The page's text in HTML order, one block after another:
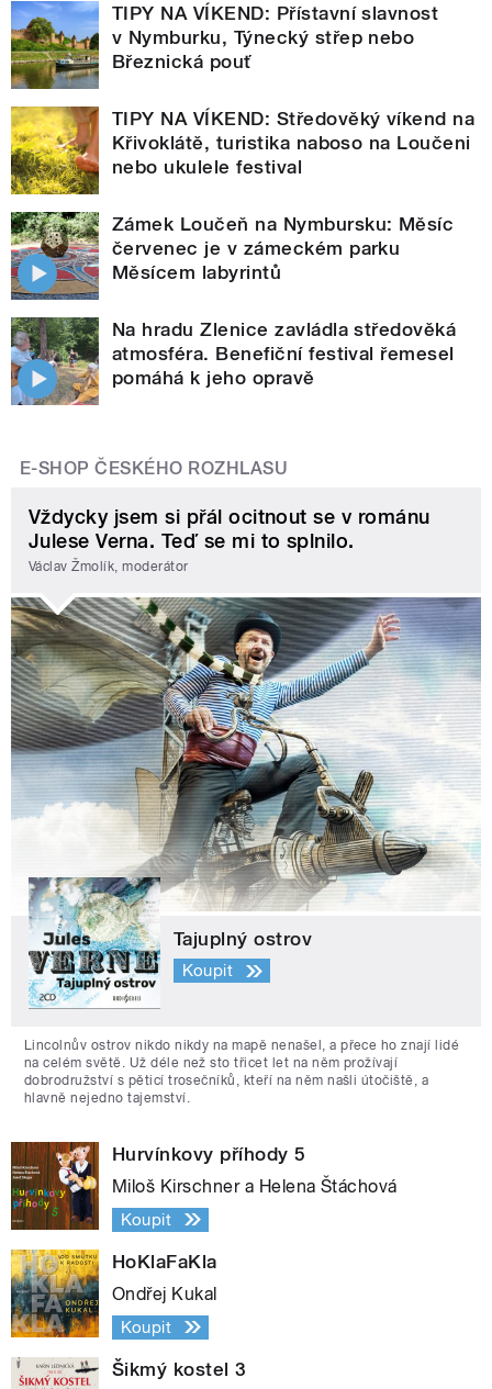
TIPY NA VÍKEND: Přístavní slavnost
v Nymburku, Týnecký střep nebo
Březnická pouť
TIPY NA VÍKEND: Středověký víkend na
Křivoklátě, turistika naboso na Loučeni
nebo ukulele festival
Zámek Loučeň na Nymbursku: Měsíc
červenec je v zámeckém parku
Měsícem labyrintů
Na hradu Zlenice zavládla středověká
atmosféra. Benefiční festival řemesel
pomáhá k jeho opravě
E-SHOP ČESKÉHO ROZHLASU
Vždycky jsem si přál ocitnout se v románu
Julese Verna. Teď se mi to splnilo.
Václav Žmolík, moderátor
Tajuplný ostrov
Koupit
Lincolnův ostrov nikdo nikdy na mapě nenašel, a přece ho znají lidé
na celém světě. Už déle než sto třicet let na něm prožívají
dobrodružství s pěticí trosečníků, kteří na něm našli útočiště, a
hlavně nejedno tajemství.
Hurvínkovy příhody 5
Miloš Kirschner a Helena Štáchová
Koupit
HoKlaFaKla
Ondřej Kukal
Koupit
Šikmý kostel 3